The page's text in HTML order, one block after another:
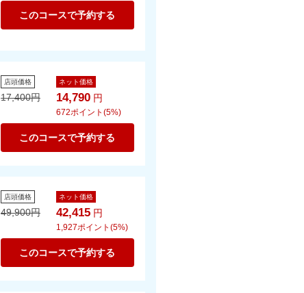
このコースで予約する
店頭価格
17,400円
ネット価格
14,790 円
672ポイント(5%)
このコースで予約する
店頭価格
49,900円
ネット価格
42,415 円
1,927ポイント(5%)
このコースで予約する